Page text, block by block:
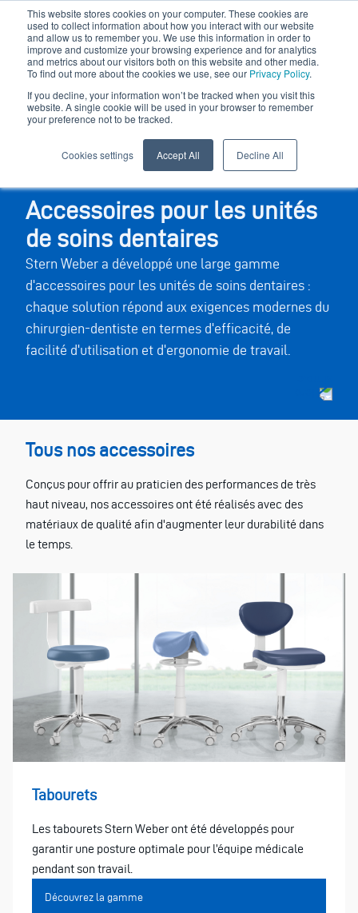
This website stores cookies on your computer. These cookies are
used to collect information about how you interact with our website
and allow us to remember you. We use this information in order to
improve and customize your browsing experience and for analytics
and metrics about our visitors both on this website and other media.
To find out more about the cookies we use, see our Privacy Policy.
If you decline, your information won’t be tracked when you visit this
website. A single cookie will be used in your browser to remember
your preference not to be tracked.
Cookies settings Accept All Decline All
Accessoires pour les unités
de soins dentaires
Stern Weber a développé une large gamme
d'accessoires pour les unités de soins dentaires :
chaque solution répond aux exigences modernes du
chirurgien-dentiste en termes d'efficacité, de
facilité d'utilisation et d'ergonomie de travail.
Tous nos accessoires
Conçus pour offrir au praticien des performances de très
haut niveau, nos accessoires ont été réalisés avec des
matériaux de qualité afin d'augmenter leur durabilité dans
le temps.
Tabourets
Les tabourets Stern Weber ont été développés pour
garantir une posture optimale pour l’équipe médicale
pendant son travail.
Découvrez la gamme